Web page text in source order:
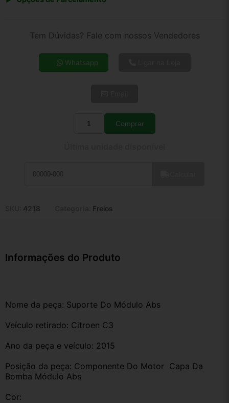
4x de R$ 18,01
5x de R$ 14,60
Tem Dúvidas? Fale com nossos Vendedores
Whatsapp
Quantidade
Comprar
4218 Freios
Informações do Produto
Nome da peça: Suporte Do Módulo Abs
Veículo retirado: Citroen C3
Ano da peça e veículo: 2015
Posição da peça: Componente Do Motor  Capa Da
Bomba Módulo Abs
Cor: